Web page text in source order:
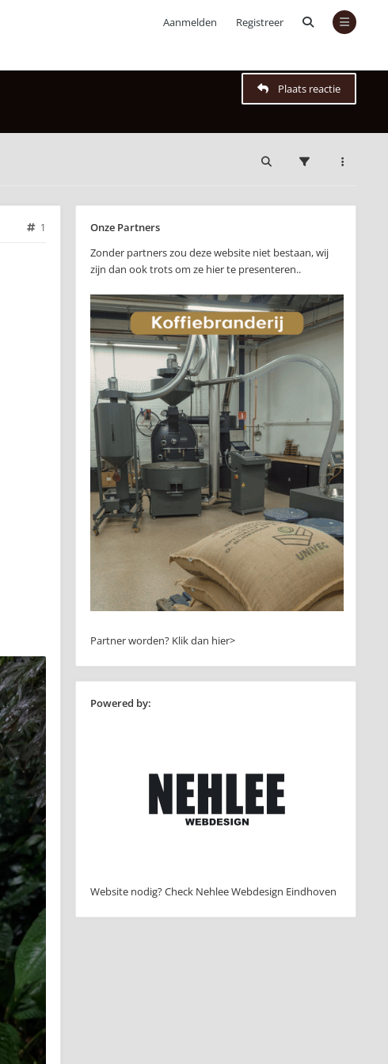
Aanmelden Registreer
Plaats reactie
1
Onze Partners
Zonder partners zou deze website niet bestaan, wij
zijn dan ook trots om ze hier te presenteren..
Partner worden? Klik dan hier>
Powered by:
Website nodig? Check Nehlee Webdesign Eindhoven